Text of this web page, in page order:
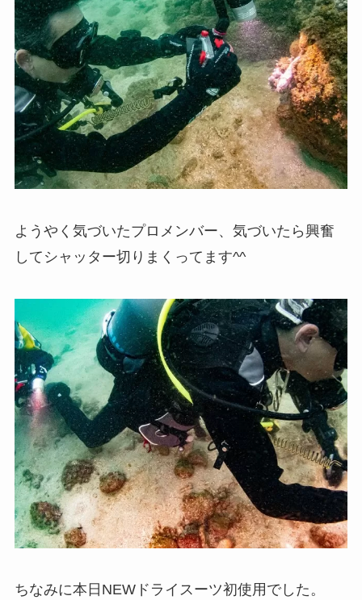
ようやく気づいたプロメンバー、気づいたら興奮
してシャッター切りまくってます^^
ちなみに本日NEWドライスーツ初使用でした。